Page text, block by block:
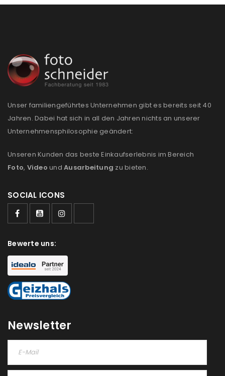
Unser familiengeführtes Unternehmen gibt es bereits seit 40
Jahren. Dabei hat sich in all den Jahren nichts an unserer
Unternehmensphilosophie geändert:
Unseren Kunden das beste Einkaufserlebnis im Bereich
Foto, Video und Ausarbeitung zu bieten.
SOCIAL ICONS
Bewerte uns:
Newsletter